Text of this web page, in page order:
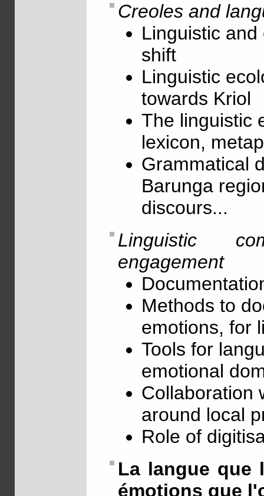
Creoles and
Linguistic
shift
Linguistic
towards Kriol
The linguistic
lexicon,
Grammatical
Barunga
discours...
Linguistic
engagement
Methods to
emotions, for
Tools for
emotional
Collaboration
around local
Role of
La langue que
émotions que